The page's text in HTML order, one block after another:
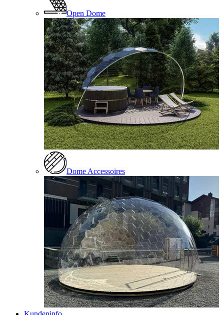
Open Dome
Dome Accessoires